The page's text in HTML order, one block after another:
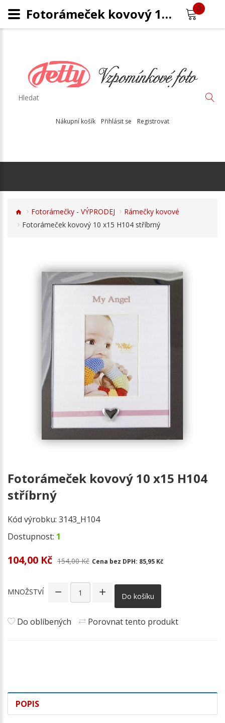
Nákupní košík Přihlásit se Registrovat
0
Fotorámečky - VÝPRODEJ
Rámečky kovové
Fotorámeček kovový 10 x15 H104 stříbrný
Fotorámeček kovový 10 x15 H104
stříbrný
Kód výrobku: 3143_H104
Dostupnost: 1
104,00 Kč 154,00 Kč Cena bez DPH: 85,95 Kč
MNOŽSTVÍ Do košíku
Do oblíbených Porovnat tento produkt
POPIS
Fotorámeček kovový 10 x15 H104 stříbrný